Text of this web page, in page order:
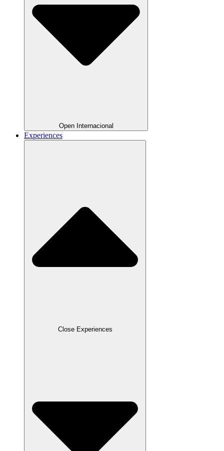
Open Internacional
Experiences
Close Experiences